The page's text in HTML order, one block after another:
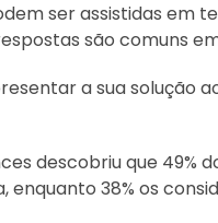
ser assistidas em
são comuns
a sua solução
descobriu que 49%
38% os